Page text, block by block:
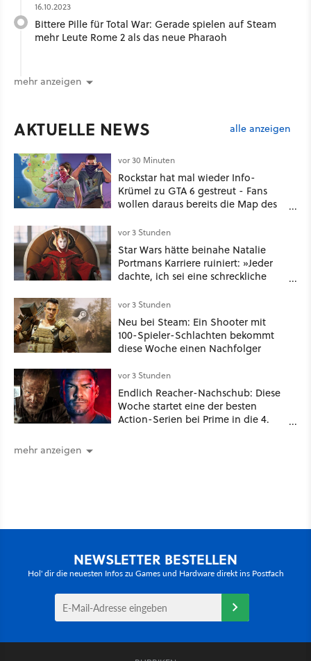
16.10.2023
Bittere Pille für Total War: Gerade spielen auf Steam
mehr Leute Rome 2 als das neue Pharaoh
mehr anzeigen
AKTUELLE NEWS alle anzeigen
vor 30 Minuten
Rockstar hat mal wieder Info-
Krümel zu GTA 6 gestreut - Fans
wollen daraus bereits die Map des
ablesen können
vor 3 Stunden
Star Wars hätte beinahe Natalie
Portmans Karriere ruiniert: »Jeder
dachte, ich sei eine schreckliche
vor 3 Stunden
Neu bei Steam: Ein Shooter mit
100-Spieler-Schlachten bekommt
diese Woche einen Nachfolger
vor 3 Stunden
Endlich Reacher-Nachschub: Diese
Woche startet eine der besten
Action-Serien bei Prime in die 4.
mehr anzeigen
NEWSLETTER BESTELLEN
Hol' dir die neuesten Infos zu Games und Hardware direkt ins Postfach